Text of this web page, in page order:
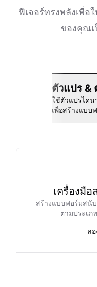
ฟีเจอร์ทรงพลังเพื่อ
ของคุณเ
ตัวแปร &
ใช้ตัวแปรไดน
เพื่อสร้างแบบ
เครื่องมือ
สร้างแบบฟอร์มสนั
ตามประเภ
ลอ